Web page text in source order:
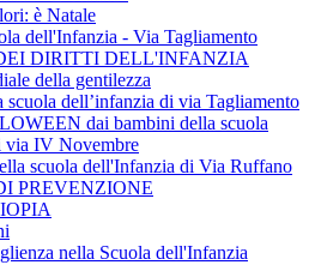
è Natale
dell'Infanzia - Via Tagliamento
DIRITTI DELL'INFANZIA
della gentilezza
scuola dell’infanzia di via Tagliamento
dai bambini della scuola
via IV Novembre
scuola dell'Infanzia di Via Ruffano
PREVENZIONE
nella Scuola dell'Infanzia